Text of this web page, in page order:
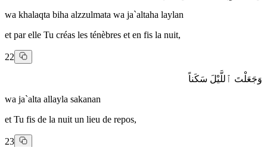
wa khalaqta biha alzzulmata wa ja`altaha laylan
et par elle Tu créas les ténèbres et en fis la nuit,
22
وَجَعَلْتَ ٱللَّيْلَ سَكَناً
wa ja`alta allayla sakanan
et Tu fis de la nuit un lieu de repos,
23